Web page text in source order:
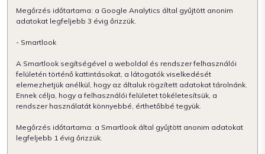
Megőrzés időtartama: a Google Analytics által gyűjtött anonim
adatokat legfeljebb 3 évig őrizzük.
- Smartlook
A Smartlook segítségével a weboldal és rendszer felhasználói
felületén történő kattintásokat, a látogatók viselkedését
elemezhetjük anélkül, hogy az általuk rögzített adatokat tárolnánk.
Ennek célja, hogy a felhasználói felületet tökéletesítsük, a
rendszer használatát könnyebbé, érthetőbbé tegyük.
Megőrzés időtartama: a Smartlook által gyűjtött anonim adatokat
legfeljebb 1 évig őrizzük.